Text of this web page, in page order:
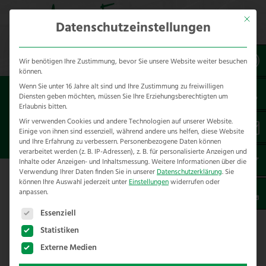
Sie sind hier:
TORNADO WIRE IN
DEUTSCHLAND KAUFEN
Wollen SieTornado Wire
Deutschland & Österreich kaufen?
Mit
Datenschutzeinstellungen
Wir benötigen Ihre Zustimmung, bevor Sie unsere Website weiter besuchen
können.
Wenn Sie unter 16 Jahre alt sind und Ihre Zustimmung zu freiwilligen
Diensten geben möchten, müssen Sie Ihre Erziehungsberechtigten um
Erlaubnis bitten.
Wir verwenden Cookies und andere Technologien auf unserer Website.
Einige von ihnen sind essenziell, während andere uns helfen, diese Website
und Ihre Erfahrung zu verbessern. Personenbezogene Daten können
verarbeitet werden (z. B. IP-Adressen), z. B. für personalisierte Anzeigen und
Inhalte oder Anzeigen- und Inhaltsmessung.Weitere Informationen über die
Verwendung Ihrer Daten finden Sie in unsererDatenschutzerklärung. Sie
können Ihre Auswahl jederzeit unterEinstellungenwiderrufen oder
anpassen.
Es folgt eine Liste der Service-Gruppen, für die eine
Essenziell
Statistiken
Externe Medien